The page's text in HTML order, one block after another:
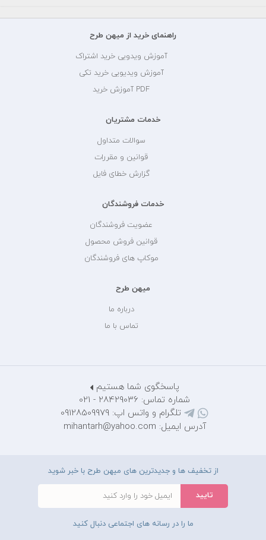
راهنمای خرید از میهن طرح
آموزش ویدویی خرید اشتراک
آموزش ویدیویی خرید تکی
PDF آموزش خرید
خدمات مشتریان
سوالات متداول
قوانین و مقررات
گزارش خطای فایل
خدمات فروشندگان
عضویت فروشندگان
قوانین فروش محصول
موکاپ های فروشندگان
میهن طرح
درباره ما
تماس با ما
پاسخگوی شما هستیم
شماره تماس: 28429036 - 021
تلگرام و واتس اپ: 09128509979
آدرس ایمیل: mihantarh@yahoo.com
از تخفیف ها و جدیدترین های میهن طرح با خبر شوید
ما را در رسانه های اجتماعی دنبال کنید